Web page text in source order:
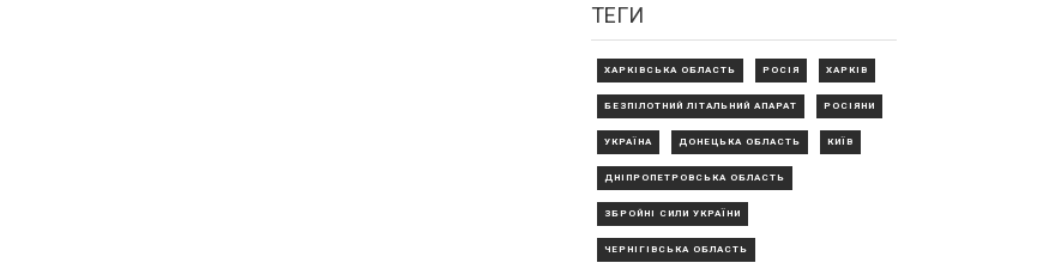
ТЕГИ
ХАРКІВСЬКА ОБЛАСТЬ РОСІЯ ХАРКІВ
БЕЗПІЛОТНИЙ ЛІТАЛЬНИЙ АПАРАТ РОСІЯНИ
УКРАЇНА ДОНЕЦЬКА ОБЛАСТЬ КИЇВ
ДНІПРОПЕТРОВСЬКА ОБЛАСТЬ
ЗБРОЙНІ СИЛИ УКРАЇНИ
ЧЕРНІГІВСЬКА ОБЛАСТЬ